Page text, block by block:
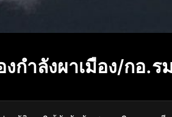
งกำลังผาเมือง/กอ.